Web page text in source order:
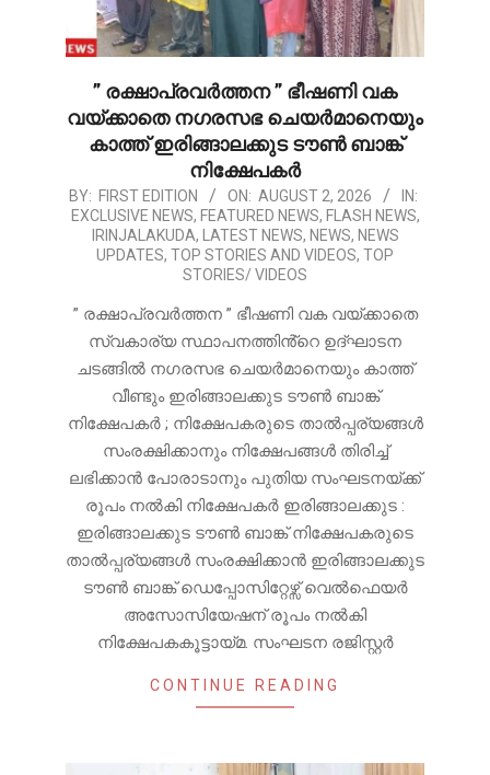
” രക്ഷാപ്രവർത്തന ” ഭീഷണി വക
വയ്ക്കാതെ നഗരസഭ ചെയർമാനെയും
കാത്ത് ഇരിങ്ങാലക്കുട ടൗൺ ബാങ്ക്
നിക്ഷേപകർ
2026-
08-
BY: FIRST EDITION ON: AUGUST 2, 2026
IN:
EXCLUSIVE NEWS, FEATURED NEWS, FLASH NEWS,
IRINJALAKUDA, LATEST NEWS, NEWS, NEWS
UPDATES, TOP STORIES AND VIDEOS, TOP
STORIES/ VIDEOS
” രക്ഷാപ്രവർത്തന ” ഭീഷണി വക വയ്ക്കാതെ
സ്വകാര്യ സ്ഥാപനത്തിൻ്റെ ഉദ്ഘാടന
ചടങ്ങിൽ നഗരസഭ ചെയർമാനെയും കാത്ത്
വീണ്ടും ഇരിങ്ങാലക്കുട ടൗൺ ബാങ്ക്
നിക്ഷേപകർ ; നിക്ഷേപകരുടെ താൽപ്പര്യങ്ങൾ
സംരക്ഷിക്കാനും നിക്ഷേപങ്ങൾ തിരിച്ച്
ലഭിക്കാൻ പോരാടാനും പുതിയ സംഘടനയ്ക്ക്
രൂപം നൽകി നിക്ഷേപകർ ഇരിങ്ങാലക്കുട :
ഇരിങ്ങാലക്കുട ടൗൺ ബാങ്ക് നിക്ഷേപകരുടെ
താൽപ്പര്യങ്ങൾ സംരക്ഷിക്കാൻ ഇരിങ്ങാലക്കുട
ടൗൺ ബാങ്ക് ഡെപ്പോസിറ്റേഴ്സ് വെൽഫെയർ
അസോസിയേഷന് രൂപം നൽകി
നിക്ഷേപകകൂട്ടായ്മ. സംഘടന രജിസ്റ്റർ
CONTINUE READING